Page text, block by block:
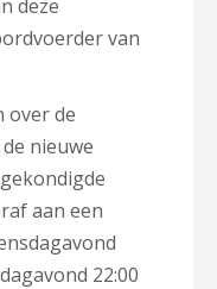
deze
van
over de
nieuwe
aan een
22:00